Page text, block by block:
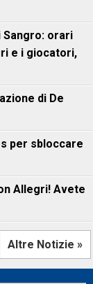
Sangro: orari
e i giocatori,
di De
per sbloccare
Allegri! Avete
Altre Notizie »